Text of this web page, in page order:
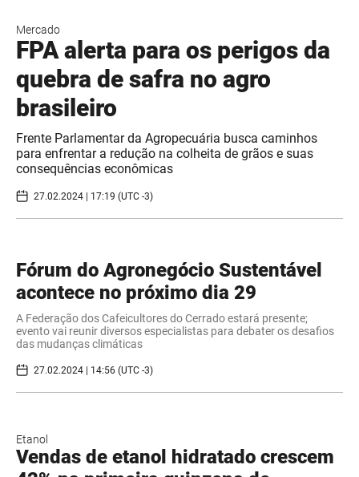
Mercado
FPA alerta para os perigos da
quebra de safra no agro
brasileiro
Frente Parlamentar da Agropecuária busca caminhos
para enfrentar a redução na colheita de grãos e suas
consequências econômicas
27.02.2024 | 17:19 (UTC -3)
Fórum do Agronegócio Sustentável
acontece no próximo dia 29
A Federação dos Cafeicultores do Cerrado estará presente;
evento vai reunir diversos especialistas para debater os desafios
das mudanças climáticas
27.02.2024 | 14:56 (UTC -3)
Etanol
Vendas de etanol hidratado crescem